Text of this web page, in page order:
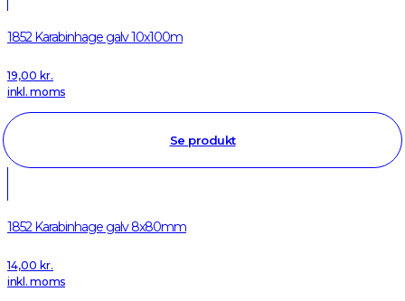
1852 Karabinhage galv 10x100m
19,00 kr.
inkl. moms
Se produkt
1852 Karabinhage galv 8x80mm
14,00 kr.
inkl. moms